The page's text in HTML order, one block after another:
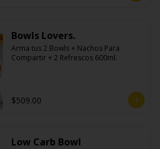
Bowls Lovers.
Arma tus 2 Bowls + Nachos Para
Compartir + 2 Refrescos 600ml.
$509.00
Low Carb Bowl